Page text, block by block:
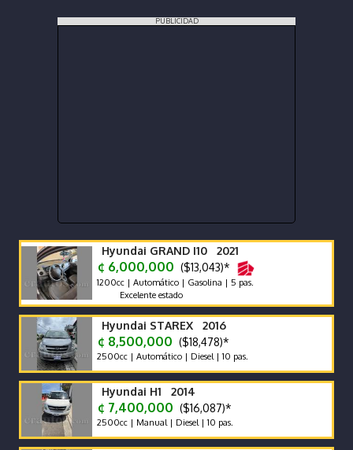
PUBLICIDAD
Hyundai GRAND I10 2021
¢ 6,000,000 ($13,043)*
1200cc | Automático | Gasolina | 5 pas.
Excelente estado
Hyundai STAREX 2016
¢ 8,500,000 ($18,478)*
2500cc | Automático | Diesel | 10 pas.
Hyundai H1 2014
¢ 7,400,000 ($16,087)*
2500cc | Manual | Diesel | 10 pas.